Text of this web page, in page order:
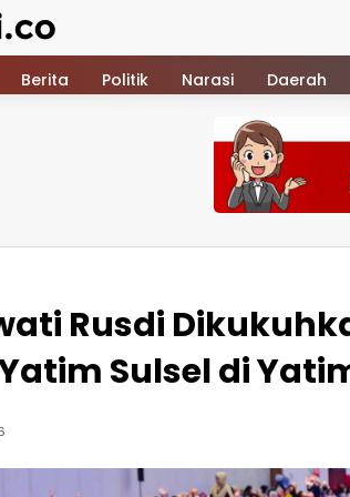
Berita Politik Narasi Daerah
Rusdi
Sulsel di